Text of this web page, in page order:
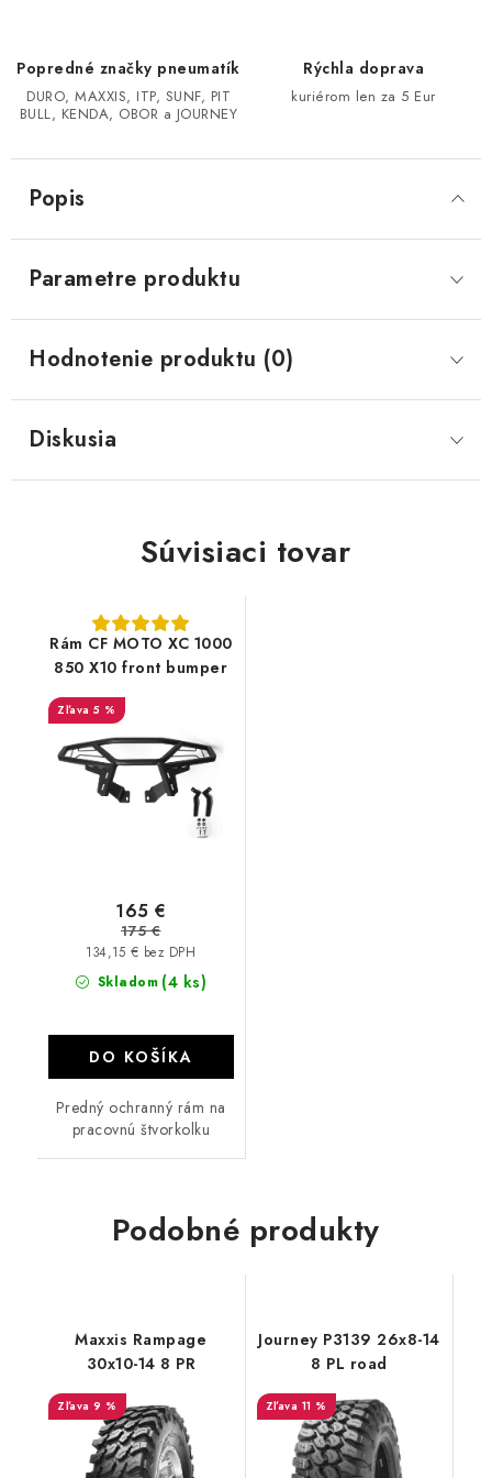
POLARIS SPORTSMAN RZR 1000
LINHAI 400/500/M550/650
TGB BLADE 600/1000 LT LTX
SEGWAY SNARLER AT6 AT5
Všeobecné obchodné podmienky
Reklamačný poriadok - formulár
Kontakt
Popredné značky pneumatík
DURO, MAXXIS, ITP, SUNF, PIT
BULL, KENDA, OBOR a JOURNEY
Rýchla doprava
kuriérom len za 5 Eur
Popis
Parametre produktu
Hodnotenie produktu (0)
Diskusia
Súvisiaci tovar
Rám CF MOTO XC 1000
850 X10 front bumper
5 %
Skladom (4 ks)
134,15 € bez DPH
165 €
175 €
DO KOŠÍKA
Predný ochranný rám na
pracovnú štvorkolku
Podobné produkty
Maxxis Rampage
30x10-14 8 PR
9 %
Journey P3139 26x8-14
8 PL road
11 %